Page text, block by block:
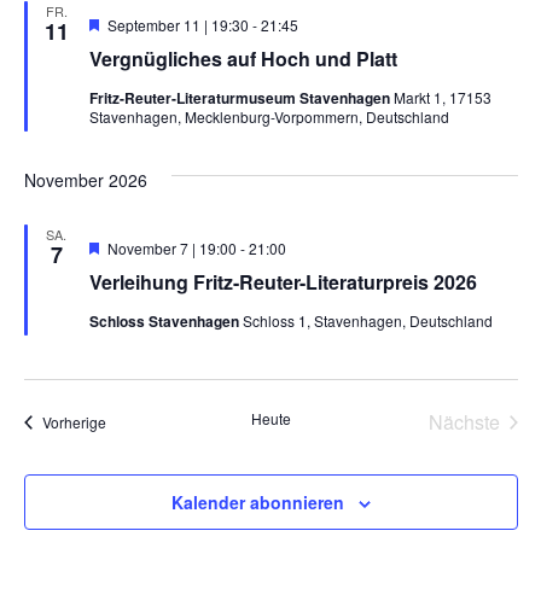
FR.
11
Vergnügliches auf Hoch und Platt
Hervorgehoben
September 11 | 19:30 -21:45
Fritz-Reuter-Literaturmuseum StavenhagenMarkt 1, 17153
Stavenhagen, Mecklenburg-Vorpommern, Deutschland
November 2026
SA.
7
Verleihung Fritz-Reuter-Literaturpreis 2026
Hervorgehoben
November 7 | 19:00 -21:00
Schloss StavenhagenSchloss 1, Stavenhagen, Deutschland
VorherigeVeranstaltungen Heute Nächste
Kalender abonnieren